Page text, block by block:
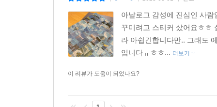
아날로그 감성에 진심인 사
꾸미려고 스티커 샀어요ㅎㅎ
라 아쉽긴합니다만.. 그래도
입니다ㅠㅎㅎ... 더보기
이 리뷰가 도움이 되었나요?